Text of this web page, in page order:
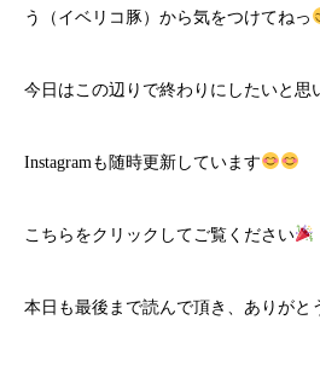
う（イベリコ豚）から気をつけてねっ
今日はこの辺りで終わりにしたいと思
Instagramも随時更新しています
こちら をクリックしてご覧ください
本日も最後まで読んで頂き、ありがと